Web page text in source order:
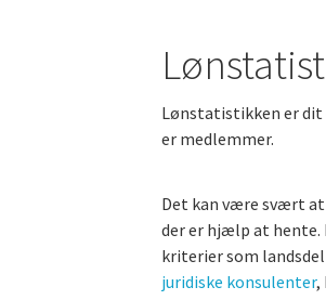
Tillidsrepræsentant - TR-
Forsikringer som medlem
Lønstatistikken er dit
er medlemmer.
Det kan være svært at
der er hjælp at hente.
kriterier som
juridiske konsulenter,